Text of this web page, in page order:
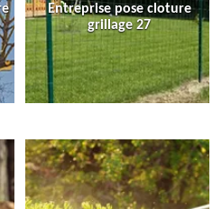
Entreprise pose cloture
grillage 27